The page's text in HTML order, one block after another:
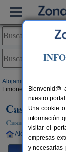
Alojamientos
Limones
Casa Rural
Casa Rural en La
Alquiler completo
Bienvenid@
nuestro
Una cookie
información
visitar el
empresas
y necesarias